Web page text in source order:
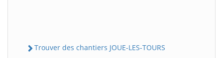
Trouver des chantiers JOUE-LES-TOURS